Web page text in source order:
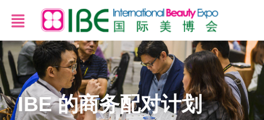
IBE 的商务配对计划